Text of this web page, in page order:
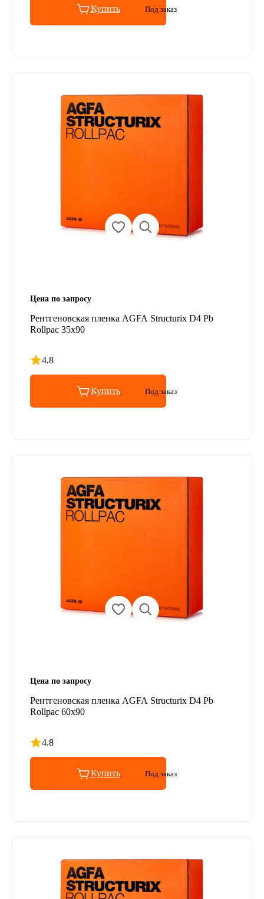
Купить Под заказ
Цена по запросу
Рентгеновская пленка AGFA Structurix D4 Pb
Rollpac 35x90
4.8
Рейтинг 4.8 из 5
Купить Под заказ
Цена по запросу
Рентгеновская пленка AGFA Structurix D4 Pb
Rollpac 60x90
4.8
Рейтинг 4.8 из 5
Купить Под заказ